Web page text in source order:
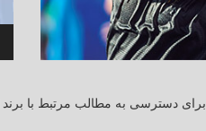
برای دسترسی به مطالب مرتبط با برند